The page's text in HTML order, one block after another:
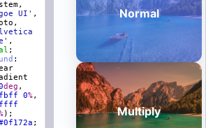
UI ' ,
' ,
;
:
deg ,
0%,
) ;
;